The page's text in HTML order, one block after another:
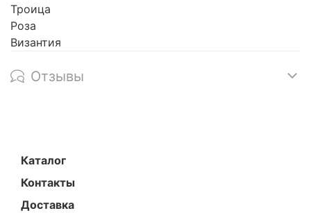
Троица
Роза
Византия
Отзывы
Каталог
Контакты
Доставка